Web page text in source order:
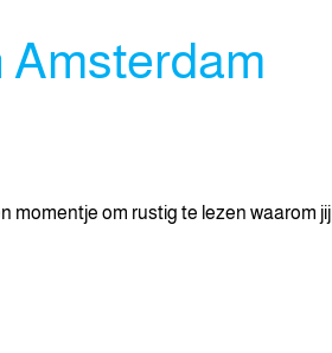
Amsterdam
momentje om rustig te lezen waarom jij